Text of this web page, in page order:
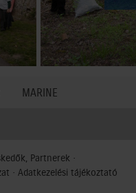
MARINE
Partnerek ·
· Adatkezelési tájékoztató